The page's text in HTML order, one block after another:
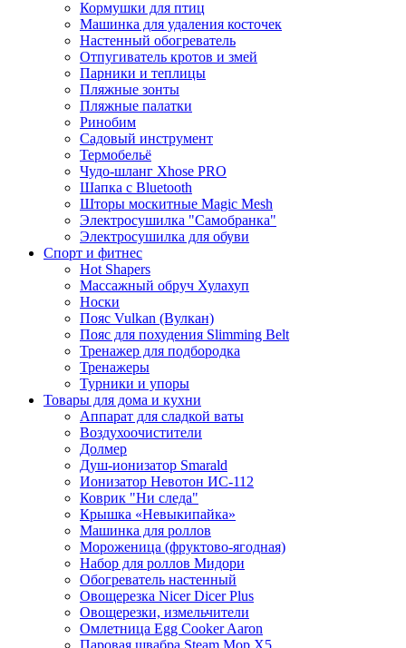
Кормушки для птиц
Машинка для удаления косточек
Настенный обогреватель
Отпугиватель кротов и змей
Парники и теплицы
Пляжные зонты
Пляжные палатки
Ринобим
Садовый инструмент
Термобельё
Чудо-шланг Xhose PRO
Шапка с Bluetooth
Шторы москитные Magic Mesh
Электросушилка "Самобранка"
Электросушилка для обуви
Спорт и фитнес
Hot Shapers
Массажный обруч Хулахуп
Носки
Пояс Vulkan (Вулкан)
Пояс для похудения Slimming Belt
Тренажер для подбородка
Тренажеры
Турники и упоры
Товары для дома и кухни
Аппарат для сладкой ваты
Воздухоочистители
Долмер
Душ-ионизатор Smarald
Ионизатор Невотон ИС-112
Коврик "Ни следа"
Крышка «Невыкипайка»
Машинка для роллов
Мороженица (фруктово-ягодная)
Набор для роллов Мидори
Обогреватель настенный
Овощерезка Nicer Dicer Plus
Овощерезки, измельчители
Омлетница Egg Сooker Aaron
Паровая швабра Steam Mop X5